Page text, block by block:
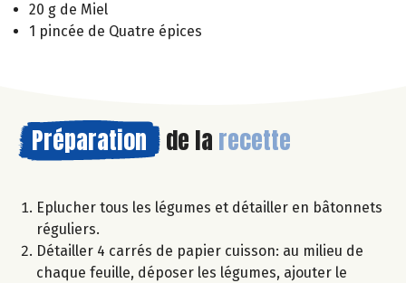
20 g de Miel
1 pincée de Quatre épices
Préparation de la recette
Eplucher tous les légumes et détailler en bâtonnets
réguliers.
Détailler 4 carrés de papier cuisson: au milieu de
chaque feuille, déposer les légumes, ajouter le